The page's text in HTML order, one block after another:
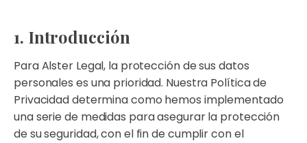
Consultoría en Operaciones Legales
Contratación Eficiente
Talento Legal Flexible
CONTACTO
1. Introducción
Para Alster Legal, la protección de sus datos
personales es una prioridad. Nuestra Política de
Privacidad determina como hemos implementado
una serie de medidas para asegurar la protección
de su seguridad, con el fin de cumplir con el